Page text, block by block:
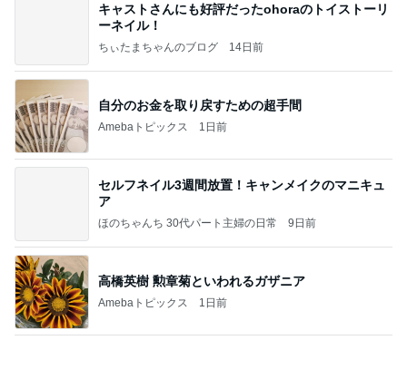
キャストさんにも好評だったohoraのトイストーリ
ーネイル！
ちぃたまちゃんのブログ 14日前
自分のお金を取り戻すための超手間
Amebaトピックス 1日前
セルフネイル3週間放置！キャンメイクのマニキュ
ア
ほのちゃんち 30代パート主婦の日常 9日前
高橋英樹 勲章菊といわれるガザニア
Amebaトピックス 1日前